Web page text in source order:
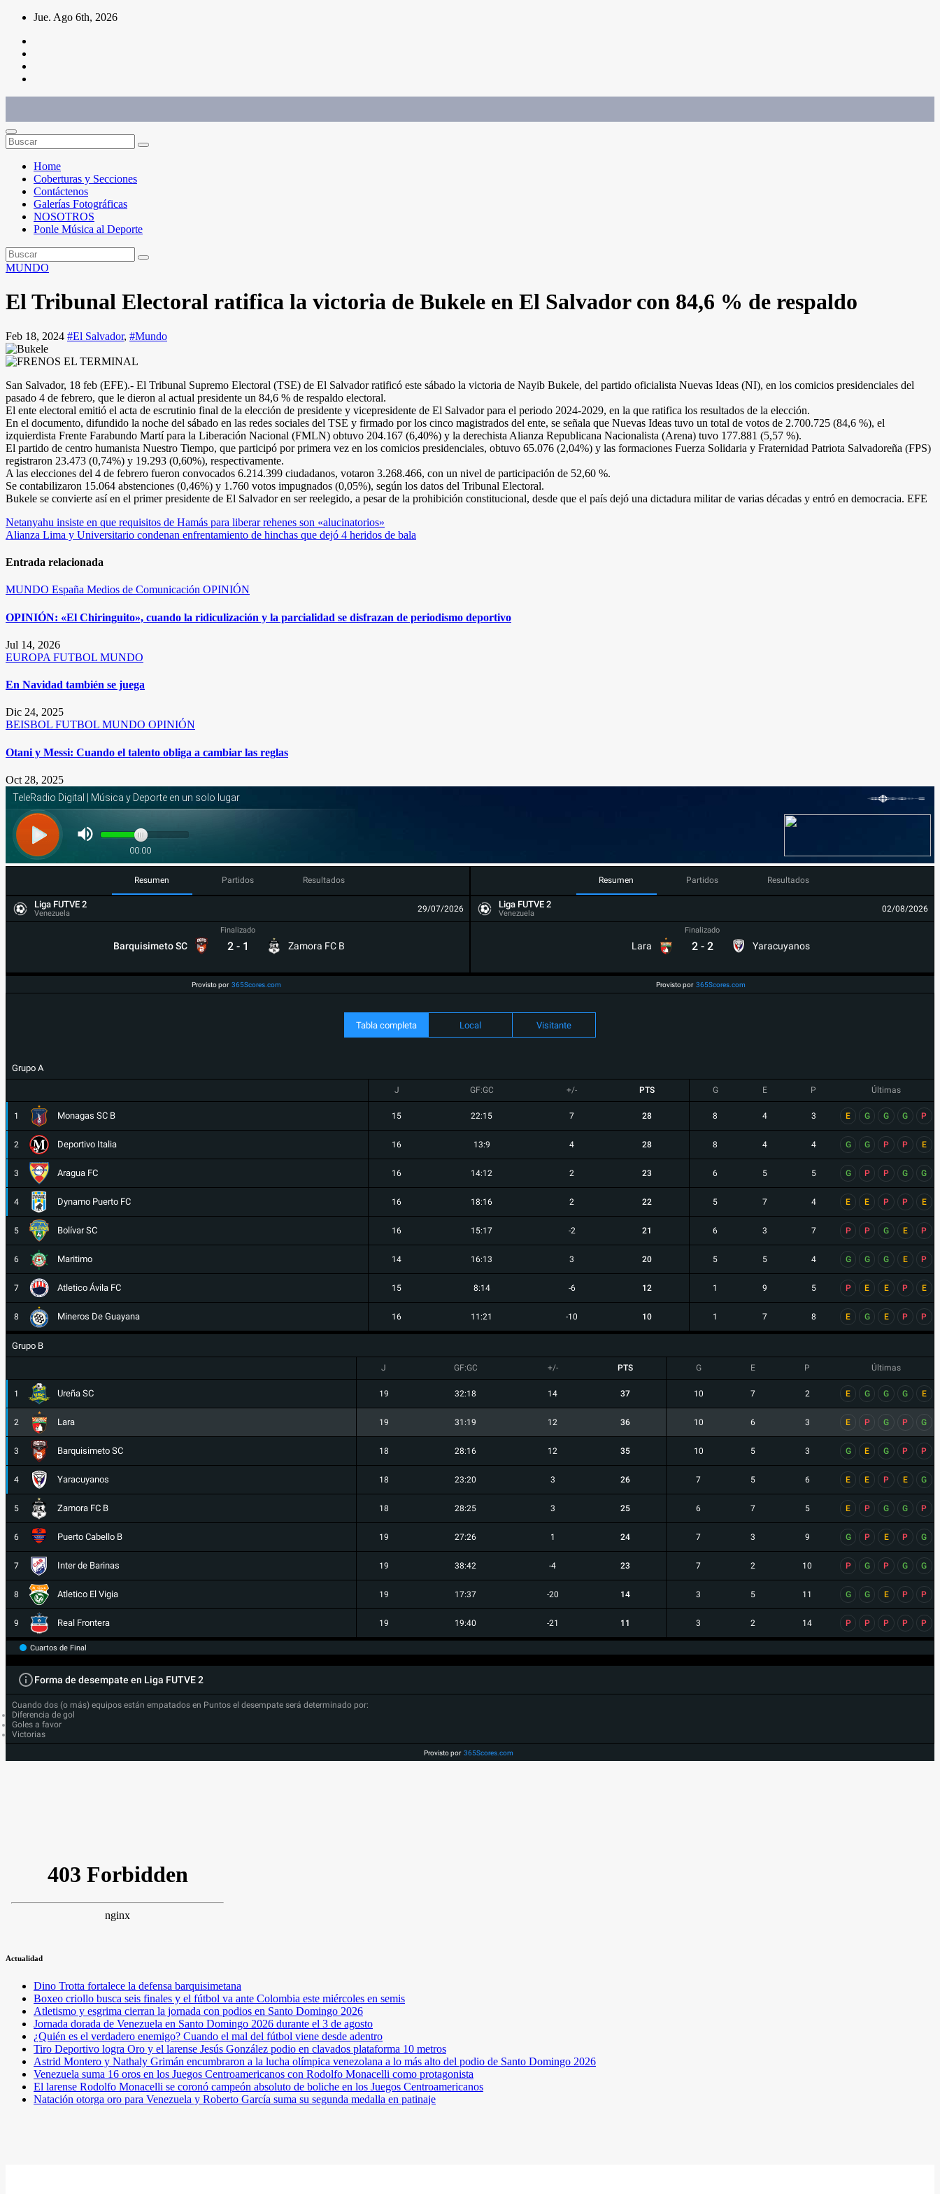
Saltar
contenido
Jue. Ago 6th, 2026
Home
Coberturas y Secciones
Contáctenos
Galerías Fotográficas
NOSOTROS
Ponle Música al Deporte
MUNDO
El Tribunal Electoral ratifica la victoria de Bukele en El Salvador con 84,6 % de respaldo
Feb 18, 2024 #El Salvador, #Mundo
San Salvador, 18 feb (EFE).- El Tribunal Supremo Electoral (TSE) de El Salvador ratificó este sábado la victoria de Nayib Bukele, del partido oficialista Nuevas Ideas (NI), en los comicios presidenciales del
pasado 4 de febrero, que le dieron al actual presidente un 84,6 % de respaldo electoral.
El ente electoral emitió el acta de escrutinio final de la elección de presidente y vicepresidente de El Salvador para el periodo 2024-2029, en la que ratifica los resultados de la elección.
En el documento, difundido la noche del sábado en las redes sociales del TSE y firmado por los cinco magistrados del ente, se señala que Nuevas Ideas tuvo un total de votos de 2.700.725 (84,6 %), el
izquierdista Frente Farabundo Martí para la Liberación Nacional (FMLN) obtuvo 204.167 (6,40%) y la derechista Alianza Republicana Nacionalista (Arena) tuvo 177.881 (5,57 %).
El partido de centro humanista Nuestro Tiempo, que participó por primera vez en los comicios presidenciales, obtuvo 65.076 (2,04%) y las formaciones Fuerza Solidaria y Fraternidad Patriota Salvadoreña (FPS)
registraron 23.473 (0,74%) y 19.293 (0,60%), respectivamente.
A las elecciones del 4 de febrero fueron convocados 6.214.399 ciudadanos, votaron 3.268.466, con un nivel de participación de 52,60 %.
Se contabilizaron 15.064 abstenciones (0,46%) y 1.760 votos impugnados (0,05%), según los datos del Tribunal Electoral.
Bukele se convierte así en el primer presidente de El Salvador en ser reelegido, a pesar de la prohibición constitucional, desde que el país dejó una dictadura militar de varias décadas y entró en democracia. EFE
Navegación
de
entradas
Netanyahu insiste en que requisitos de Hamás para liberar rehenes son «alucinatorios»
Alianza Lima y Universitario condenan enfrentamiento de hinchas que dejó 4 heridos de bala
Entrada relacionada
MUNDO España Medios de Comunicación OPINIÓN
OPINIÓN: «El Chiringuito», cuando la ridiculización y la parcialidad se disfrazan de periodismo deportivo
Jul 14, 2026
EUROPA FUTBOL MUNDO
En Navidad también se juega
Dic 24, 2025
BEISBOL FUTBOL MUNDO OPINIÓN
Otani y Messi: Cuando el talento obliga a cambiar las reglas
Oct 28, 2025
Resumen Partidos Resultados
Liga FUTVE 2
Venezuela 29/07/2026
Barquisimeto SC
Finalizado
2 - 1 Zamora FC B
Provisto por 365Scores.com
Resumen Partidos Resultados
Liga FUTVE 2
Venezuela 02/08/2026
Lara
Finalizado
2 - 2 Yaracuyanos
Provisto por 365Scores.com
Tabla completa Local Visitante
Grupo A
J GF:GC +/- PTS G E P Últimas
1 Monagas SC B 15 22:15 7 28 8 4 3 E G G G P
2 Deportivo Italia 16 13:9 4 28 8 4 4 G G P P E
3 Aragua FC 16 14:12 2 23 6 5 5 G P P G G
4 Dynamo Puerto FC 16 18:16 2 22 5 7 4 E E P P E
5 Bolívar SC 16 15:17 -2 21 6 3 7 P P G E P
6 Maritimo 14 16:13 3 20 5 5 4 G G G E P
7 Atletico Ávila FC 15 8:14 -6 12 1 9 5 P E E P E
8 Mineros De Guayana 16 11:21 -10 10 1 7 8 E G E P P
Grupo B
J GF:GC +/- PTS G E P Últimas
1 Ureña SC 19 32:18 14 37 10 7 2 E G G G E
2 Lara 19 31:19 12 36 10 6 3 E P G P G
3 Barquisimeto SC 18 28:16 12 35 10 5 3 G E G P P
4 Yaracuyanos 18 23:20 3 26 7 5 6 E E P E G
5 Zamora FC B 18 28:25 3 25 6 7 5 E P G G P
6 Puerto Cabello B 19 27:26 1 24 7 3 9 G P E P G
7 Inter de Barinas 19 38:42 -4 23 7 2 10 P G P G G
8 Atletico El Vigia 19 17:37 -20 14 3 5 11 G G E P P
9 Real Frontera 19 19:40 -21 11 3 2 14 P P P P P
Cuartos de Final
Forma de desempate en Liga FUTVE 2
Cuando dos (o más) equipos están empatados en Puntos el desempate será determinado por:
Diferencia de gol
Goles a favor
Victorias
Provisto por 365Scores.com
Actualidad
Dino Trotta fortalece la defensa barquisimetana
Boxeo criollo busca seis finales y el fútbol va ante Colombia este miércoles en semis
Atletismo y esgrima cierran la jornada con podios en Santo Domingo 2026
Jornada dorada de Venezuela en Santo Domingo 2026 durante el 3 de agosto
¿Quién es el verdadero enemigo? Cuando el mal del fútbol viene desde adentro
Tiro Deportivo logra Oro y el larense Jesús González podio en clavados plataforma 10 metros
Astrid Montero y Nathaly Grimán encumbraron a la lucha olímpica venezolana a lo más alto del podio de Santo Domingo 2026
Venezuela suma 16 oros en los Juegos Centroamericanos con Rodolfo Monacelli como protagonista
El larense Rodolfo Monacelli se coronó campeón absoluto de boliche en los Juegos Centroamericanos
Natación otorga oro para Venezuela y Roberto García suma su segunda medalla en patinaje